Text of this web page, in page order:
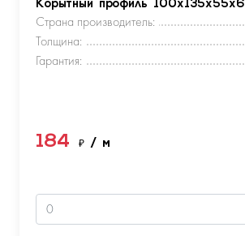
Корытный профиль 100х135х55х6
Страна производитель:
Толщина:
Гарантия:
184 ₽ / м